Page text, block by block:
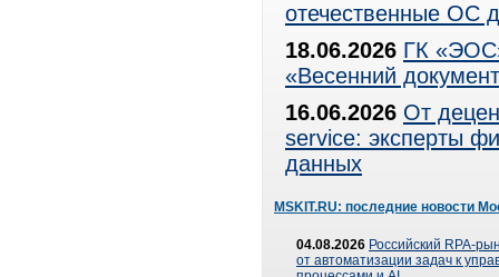
отечественные ОС
18.06.2026 ГК
«Весенний
16.06.2026 От
service: эксперты
данных
MSKIT.RU: последние новости
04.08.2026 Российский RPA-
от автоматизации задач к